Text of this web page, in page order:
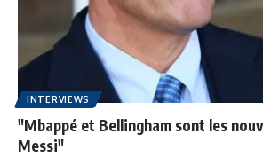
INTERVIEWS
"Mbappé et Bellingham sont les
Messi"